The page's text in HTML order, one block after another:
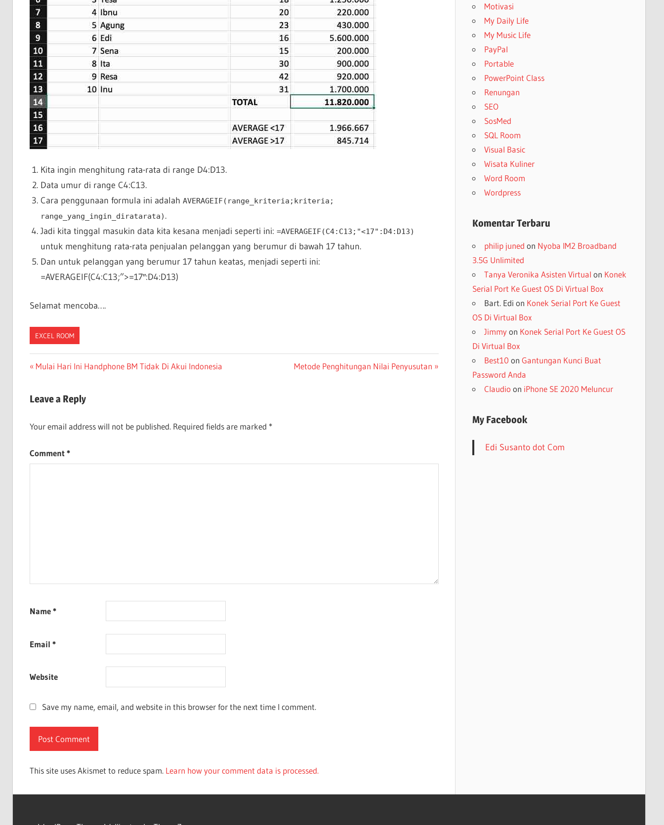
Kita ingin menghitung rata-rata di range D4:D13.
Data umur di range C4:C13.
Cara penggunaan formula ini adalah AVERAGEIF(range_kriteria;kriteria;
range_yang_ingin_diratarata) .
Jadi kita tinggal masukin data kita kesana menjadi seperti ini: =AVERAGEIF(C4:C13;"<17":D4:D13)
untuk menghitung rata-rata penjualan pelanggan yang berumur di bawah 17 tahun.
Dan untuk pelanggan yang berumur 17 tahun keatas, menjadi seperti ini:
=AVERAGEIF(C4:C13;”>=17″:D4:D13)
Selamat mencoba….
EXCEL ROOM
Post
Previous
Mulai Hari Ini Handphone BM Tidak Di Akui Indonesia
Next
Metode Penghitungan Nilai Penyusutan
Leave a Reply
Your email address will not be published. Required fields are marked *
Comment*
Name*
Email *
Website
Save my name, email, and website in this browser for the next time I comment.
This site uses Akismet to reduce spam. Learn how your comment data is processed.
Motivasi
My Daily Life
My Music Life
PayPal
Portable
PowerPoint Class
Renungan
SEO
SosMed
SQL Room
Visual Basic
Wisata Kuliner
Word Room
Wordpress
Komentar Terbaru
philip juned on Nyoba IM2 Broadband
3.5G Unlimited
Tanya Veronika Asisten Virtual on Konek
Serial Port Ke Guest OS Di Virtual Box
Bart. Edi on Konek Serial Port Ke Guest
OS Di Virtual Box
Jimmyon Konek Serial Port Ke Guest OS
Di Virtual Box
Best10 on Gantungan Kunci Buat
Password Anda
Claudio on iPhone SE 2020 Meluncur
My Facebook
Edi Susanto dot Com